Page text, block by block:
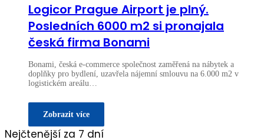
Logicor Prague Airport je plný.
Posledních 6000 m2 si pronajala
česká firma Bonami
Bonami, česká e-commerce společnost zaměřená na nábytek a
doplňky pro bydlení, uzavřela nájemní smlouvu na 6.000 m2 v
logistickém areálu…
Zobrazit více
Nejčtenější za 7 dní